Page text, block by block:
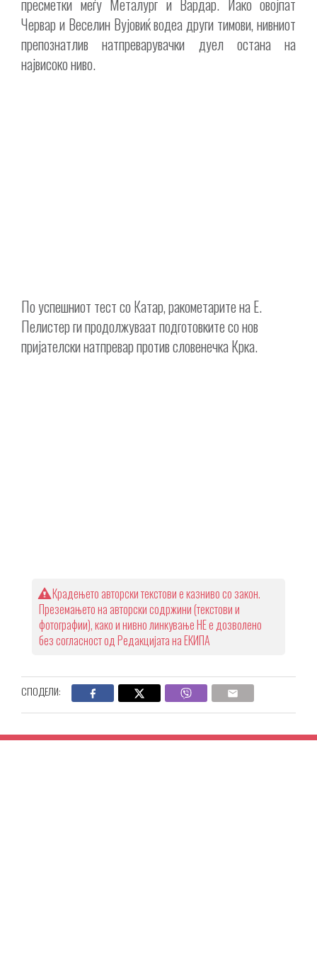
пресметки меѓу Металург и Вардар. Иако овојпат
Червар и Веселин Вујовиќ водеа други тимови, нивниот
препознатлив натпреварувачки дуел остана на
највисоко ниво.
По успешниот тест со Катар, ракометарите на Е.
Пелистер ги продолжуваат подготовките со нов
пријателски натпревар против словенечка Крка.
Крадењето авторски текстови е казниво со закон.
Преземањето на авторски содржини (текстови и
фотографии), како и нивно линкување НЕ е дозволено
без согласност од Редакцијата на ЕКИПА
СПОДЕЛИ: